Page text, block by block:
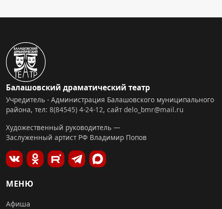
Балашовский драматический театр
Учредитель - Администрация Балашовского муниципального
района, тел: 8(84545) 4-24-12, сайт delo_bmr@mail.ru
Художественный руководитель —
Заслуженный артист РФ Владимир Попов
МЕНЮ
Афиша